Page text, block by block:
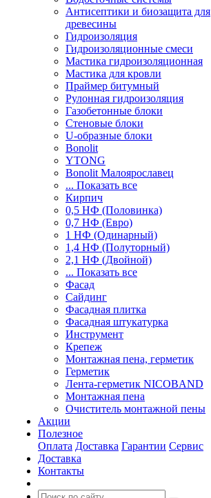
Антисептики и биозащита для
древесины
Гидроизоляция
Гидроизоляционные смеси
Мастика гидроизоляционная
Мастика для кровли
Праймер битумный
Рулонная гидроизоляция
Газобетонные блоки
Стеновые блоки
U-образные блоки
Bonolit
YTONG
Bonolit Малоярославец
... Показать все
Кирпич
0,5 НФ (Половинка)
0,7 НФ (Евро)
1 НФ (Одинарный)
1,4 НФ (Полуторный)
2,1 НФ (Двойной)
... Показать все
Фасад
Сайдинг
Фасадная плитка
Фасадная штукатурка
Инструмент
Крепеж
Монтажная пена, герметик
Герметик
Лента-герметик NICOBAND
Монтажная пена
Очиститель монтажной пены
Акции
Полезное
Оплата Доставка Гарантии Сервис
Доставка
Контакты